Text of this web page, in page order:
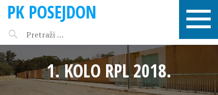
PK POSEJDON
1. KOLO RPL 2018.